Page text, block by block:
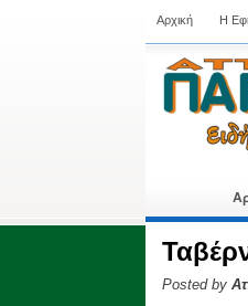
Αρχική Η
Posted by